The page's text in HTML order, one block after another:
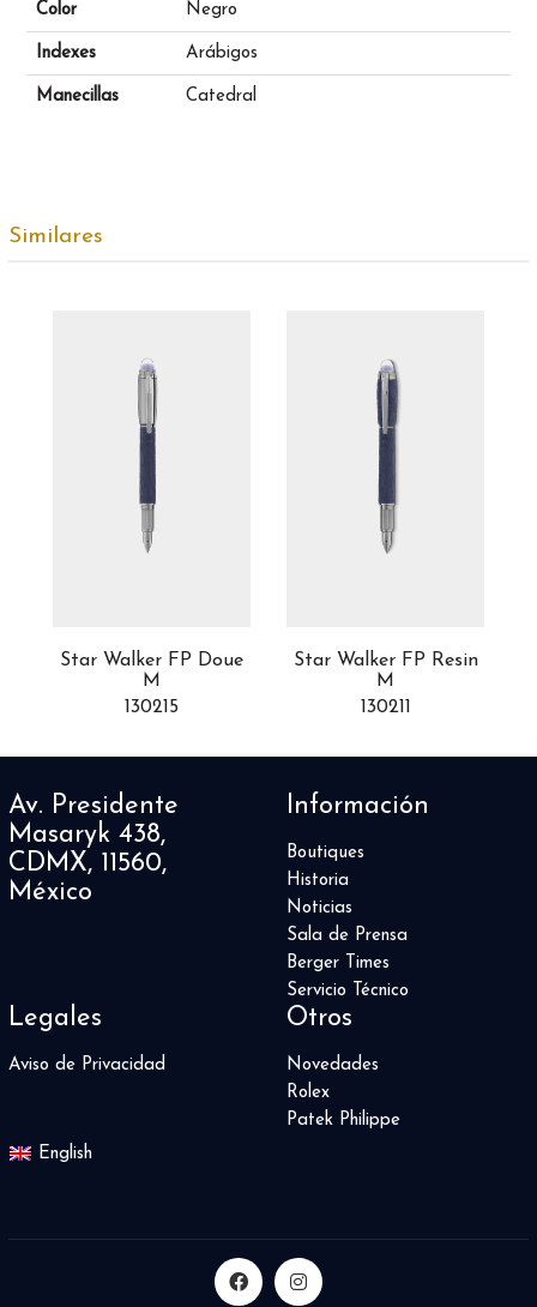
Color Negro
Indexes Arábigos
Manecillas Catedral
Similares
Star Walker FP Doue
M
130215
Star Walker FP Resin
M
130211
Av. Presidente
Masaryk 438,
CDMX, 11560,
México
Información
Boutiques
Historia
Noticias
Sala de Prensa
Berger Times
Servicio Técnico
Legales
Aviso de Privacidad
Otros
Novedades
Rolex
Patek Philippe
English